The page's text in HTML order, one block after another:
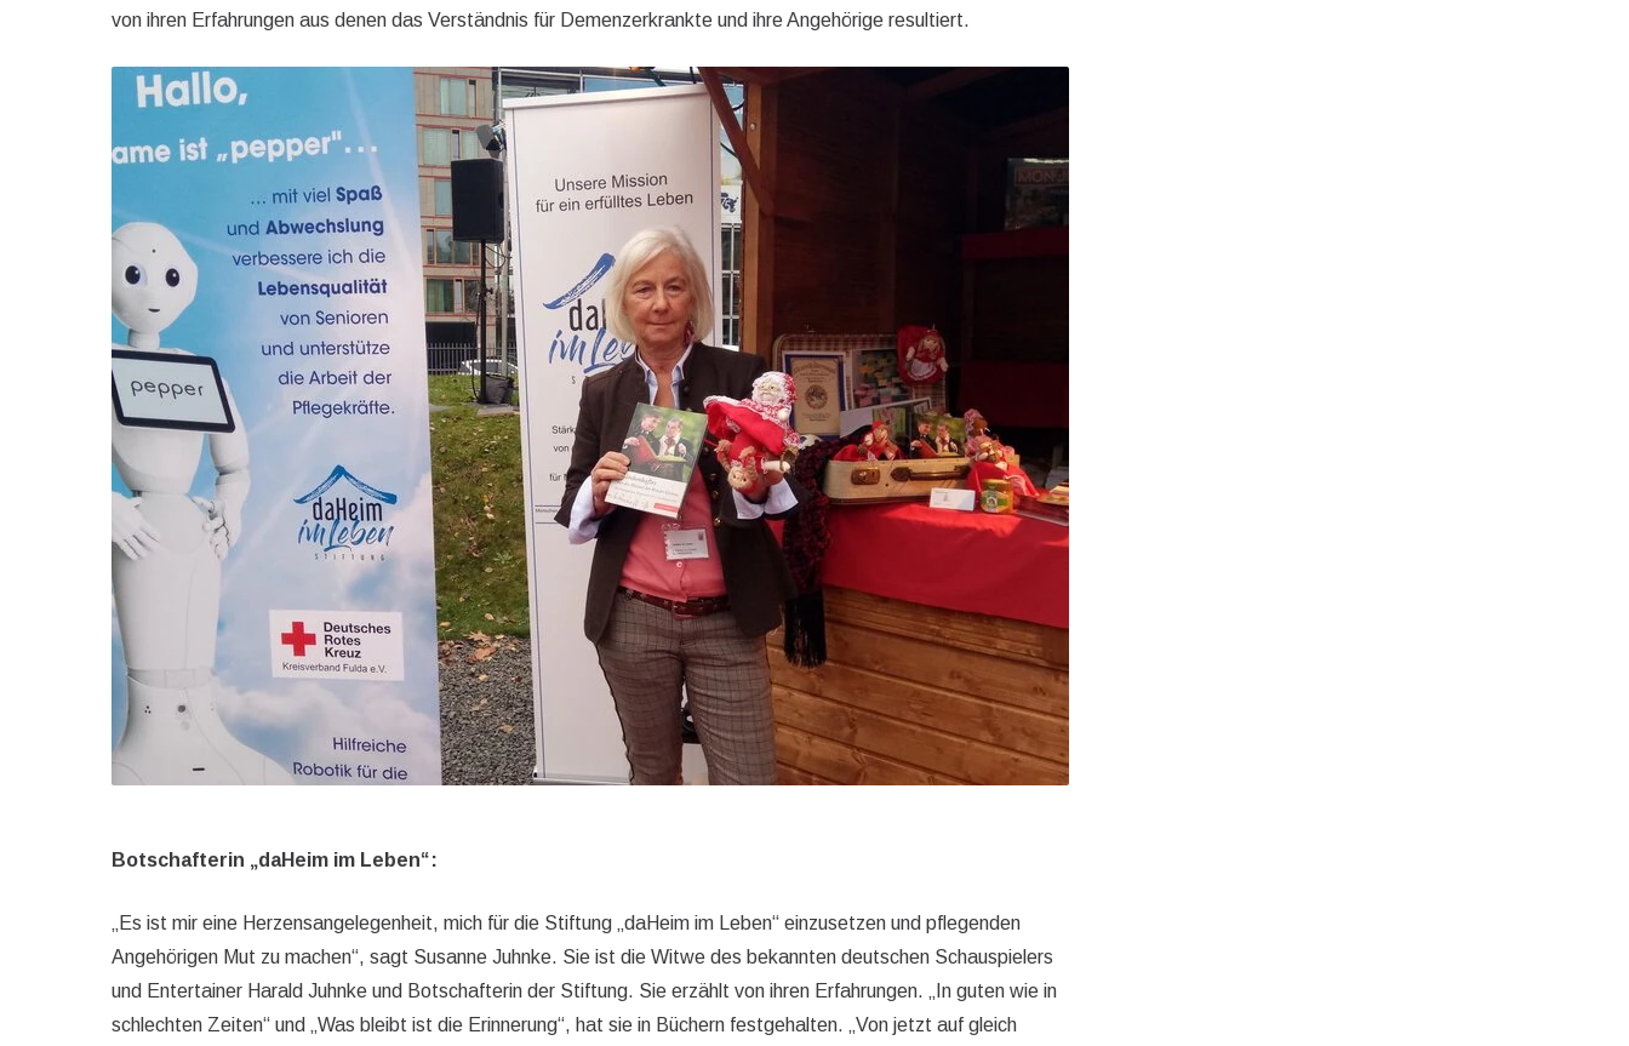
von ihren Erfahrungen aus denen das Verständnis für Demenzerkrankte und ihre Angehörige resultiert.
Botschafterin „daHeim im Leben“:
„Es ist mir eine Herzensangelegenheit, mich für die Stiftung „daHeim im Leben“ einzusetzen und pflegenden
Angehörigen Mut zu machen“, sagt Susanne Juhnke. Sie ist die Witwe des bekannten deutschen Schauspielers
und Entertainer Harald Juhnke und Botschafterin der Stiftung. Sie erzählt von ihren Erfahrungen. „In guten wie in
schlechten Zeiten“ und „Was bleibt ist die Erinnerung“, hat sie in Büchern festgehalten. „Von jetzt auf gleich